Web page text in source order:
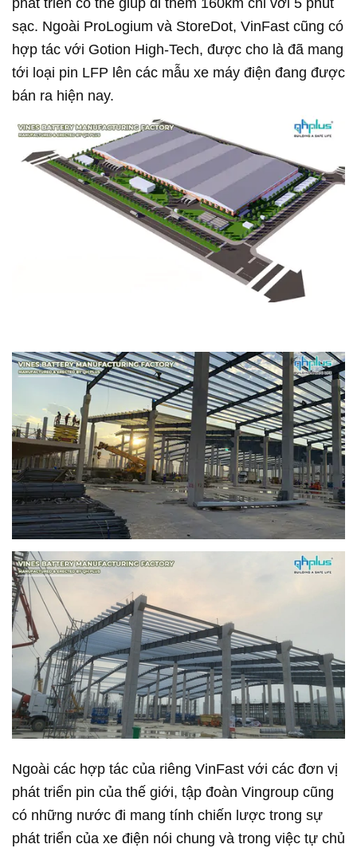
sạc. Ngoài ProLogium và StoreDot, VinFast cũng có
hợp tác với Gotion High-Tech, được cho là đã mang
tới loại pin LFP lên các mẫu xe máy điện đang được
bán ra hiện nay.
Ngoài các hợp tác của riêng VinFast với các đơn vị
phát triển pin của thế giới, tập đoàn Vingroup cũng
có những nước đi mang tính chiến lược trong sự
phát triển của xe điện nói chung và trong việc tự chủ